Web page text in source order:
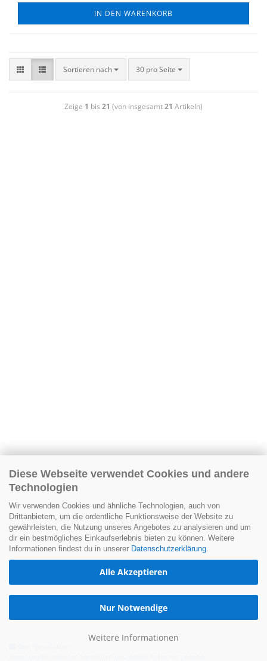
Diese Webseite verwendet Cookies und andere
Technologien
Wir verwenden Cookies und ähnliche Technologien, auch von
Drittanbietern, um die ordentliche Funktionsweise der Website zu
gewährleisten, die Nutzung unseres Angebotes zu analysieren und um
dir ein bestmögliches Einkaufserlebnis bieten zu können. Weitere
Informationen findest du in unserer Datenschutzerklärung
Alle Akzeptieren
Nur Notwendige
Weitere Informationen
IN DEN WARENKORB
Sortieren nach 30 pro Seite
Zeige 1 bis 21 (von insgesamt21 Artikeln)